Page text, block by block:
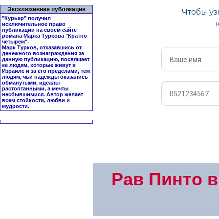
Эксклюзивная публикация
"Курьер" получил
исключительное право
публикации на своем сайте
романа Марка Туркова "Кратно
четырем".
Марк Турков, отказавшись от
денежного вознаграждения за
данную публикацию, посвящает
ее людям, которые живут в
Израиле и за его пределами, тем
людям, чьи надежды оказались
обманутыми, идеалы
растоптанными, а мечты
несбывшимися. Автор желает
всем стойкости, любви и
мудрости.
Рав Пинто